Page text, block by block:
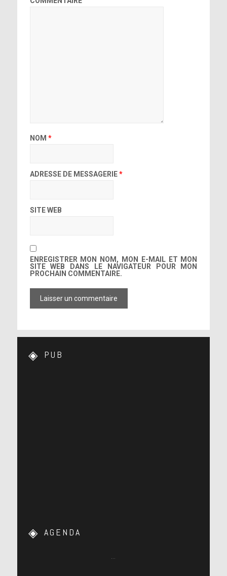
NOM *
ADRESSE DE MESSAGERIE*
SITE WEB
ENREGISTRER MON NOM, MON E-MAIL ET MON
SITE WEB DANS LE NAVIGATEUR POUR MON
PROCHAIN COMMENTAIRE.
PUB
AGENDA